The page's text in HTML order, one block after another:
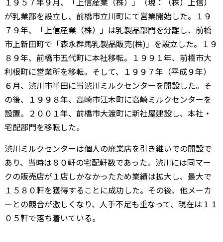
が乳業部を設立し、前橋市立川町にて営業開始した。１９
７９年、「上信産業（株）」は乳製品部門を分離し、前橋
市上新田町で「森永群馬乳製品販売(株)」を設立した。１９
８９年、前橋市五代町に本社移転。１９９１年、前橋市大
利根町に営業所を移転。そして、１９９７年（平成９年）
６月、渋川市半田に当渋川ミルクセンターを開設した。そ
の後、１９９８年、高崎市江木町に高崎ミルクセンターを
設置。２００１年、前橋市大渡町に新社屋建設し、本社・
宅配部門を移転した。
渋川ミルクセンターは個人の廃業店を引き継いでの開設で
あり、当時は８０軒の宅配軒数であった。渋川には同マー
クの販売店が１店しかなかったため業績は拡大し、最大で
１５８０軒を獲得することに成功した。その後、他メーカ
ーとの競合が激しくなり、人手不足も重なって、現在は１１
０５軒で落ち着いている。